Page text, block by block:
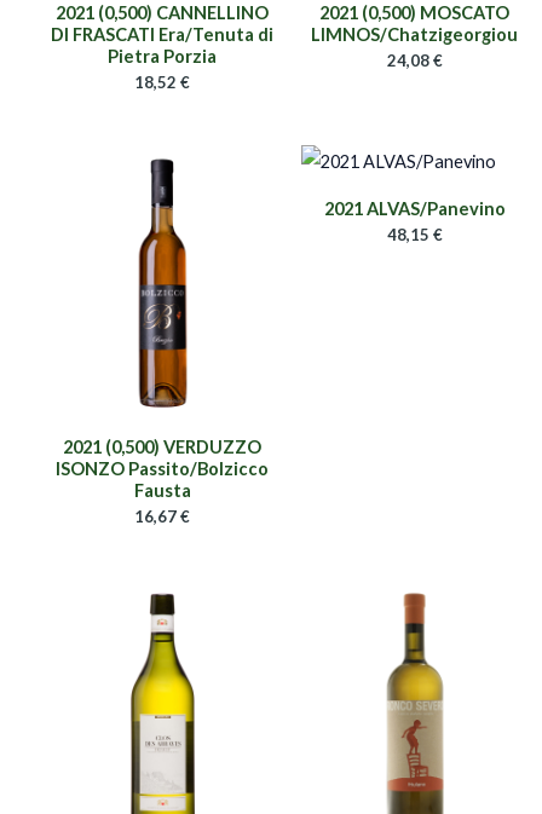
2021 (0,500) CANNELLINO
DI FRASCATI Era/Tenuta di
Pietra Porzia
18,52€
2021 (0,500) MOSCATO
LIMNOS/Chatzigeorgiou
24,08€
2021 (0,500) VERDUZZO
ISONZO Passito/Bolzicco
Fausta
16,67€
2021 ALVAS/Panevino
48,15 €